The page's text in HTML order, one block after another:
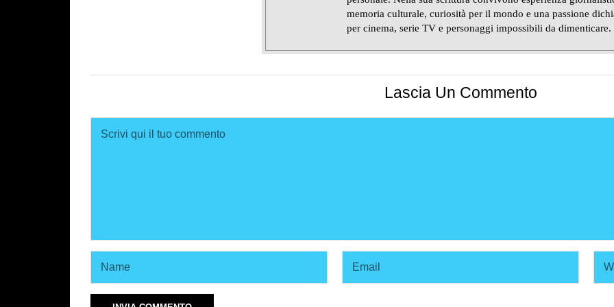
memoria culturale, curiosità per il mondo e una passione
per cinema, serie TV e personaggi impossibili da dimenticare.
Lascia Un Commento